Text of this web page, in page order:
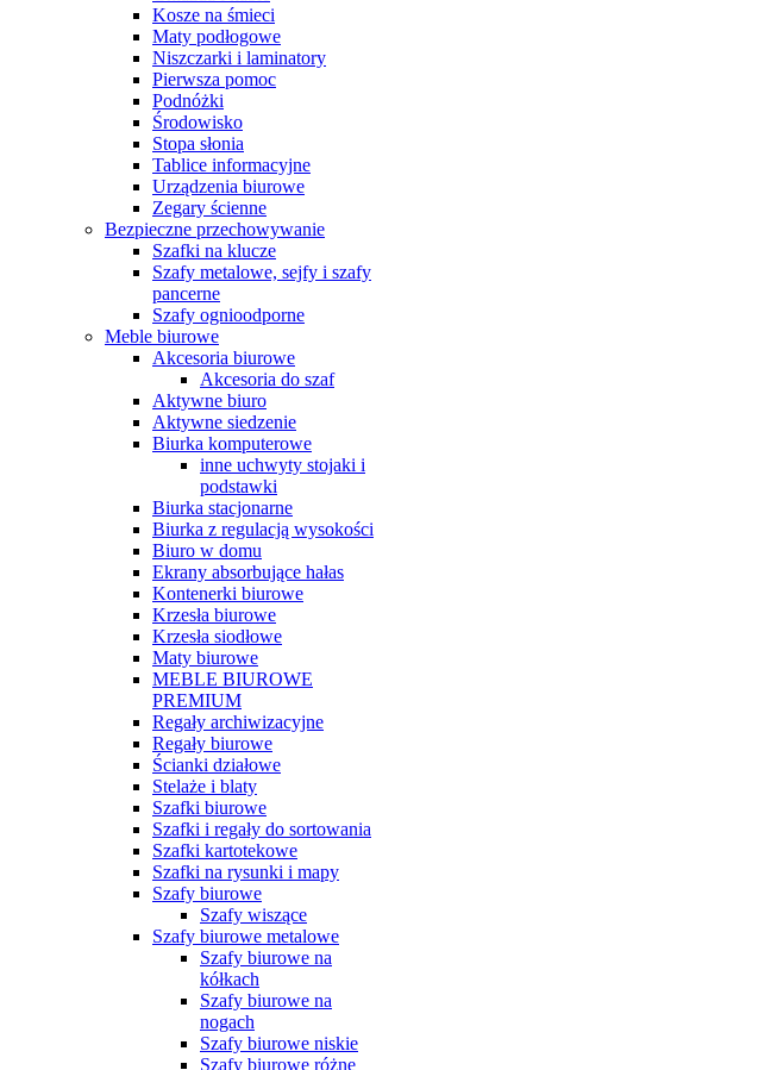
Kosze na śmieci
Maty podłogowe
Niszczarki i laminatory
Pierwsza pomoc
Podnóżki
Środowisko
Stopa słonia
Tablice informacyjne
Urządzenia biurowe
Zegary ścienne
Bezpieczne przechowywanie
Szafki na klucze
Szafy metalowe, sejfy i szafy
pancerne
Szafy ognioodporne
Meble biurowe
Akcesoria biurowe
Akcesoria do szaf
Aktywne biuro
Aktywne siedzenie
Biurka komputerowe
inne uchwyty stojaki i
podstawki
Biurka stacjonarne
Biurka z regulacją wysokości
Biuro w domu
Ekrany absorbujące hałas
Kontenerki biurowe
Krzesła biurowe
Krzesła siodłowe
Maty biurowe
MEBLE BIUROWE
PREMIUM
Regały archiwizacyjne
Regały biurowe
Ścianki działowe
Stelaże i blaty
Szafki biurowe
Szafki i regały do sortowania
Szafki kartotekowe
Szafki na rysunki i mapy
Szafy biurowe
Szafy wiszące
Szafy biurowe metalowe
Szafy biurowe na
kółkach
Szafy biurowe na
nogach
Szafy biurowe niskie
Szafy biurowe różne